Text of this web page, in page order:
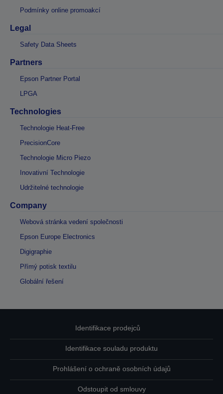
Podmínky online promoakcí
Legal
Safety Data Sheets
Partners
Epson Partner Portal
LPGA
Technologies
Technologie Heat-Free
PrecisionCore
Technologie Micro Piezo
Inovativní Technologie
Udržitelné technologie
Company
Webová stránka vedení společnosti
Epson Europe Electronics
Digigraphie
Přímý potisk textilu
Globální řešení
Identifikace prodejců
Identifikace souladu produktu
Prohlášení o ochraně osobních údajů
Odstoupit od smlouvy